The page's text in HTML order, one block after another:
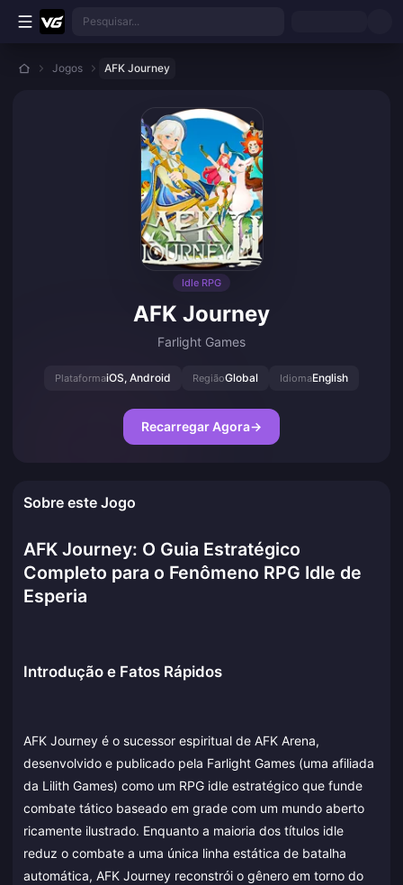
Ir para o conteúdo principal
Pesquisar...
Jogos AFK Journey
Idle RPG
AFK Journey
Farlight Games
PlataformaiOS, Android RegiãoGlobal IdiomaEnglish
Recarregar Agora→
Sobre este Jogo
AFK Journey: O Guia Estratégico
Completo para o Fenômeno RPG Idle de
Esperia
Introdução e Fatos Rápidos
AFK Journey é o sucessor espiritual de AFK Arena,
desenvolvido e publicado pela Farlight Games (uma afiliada
da Lilith Games) como um RPG idle estratégico que funde
combate tático baseado em grade com um mundo aberto
ricamente ilustrado. Enquanto a maioria dos títulos idle
reduz o combate a uma única linha estática de batalha
automática, AFK Journey reconstrói o gênero em torno do